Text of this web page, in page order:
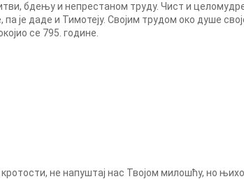
бдењу и непрестаном труду. Чист и
па је даде и Тимотеју. Својим трудом око душе
се 795. године.
не напуштај нас Твојом милошћу, но